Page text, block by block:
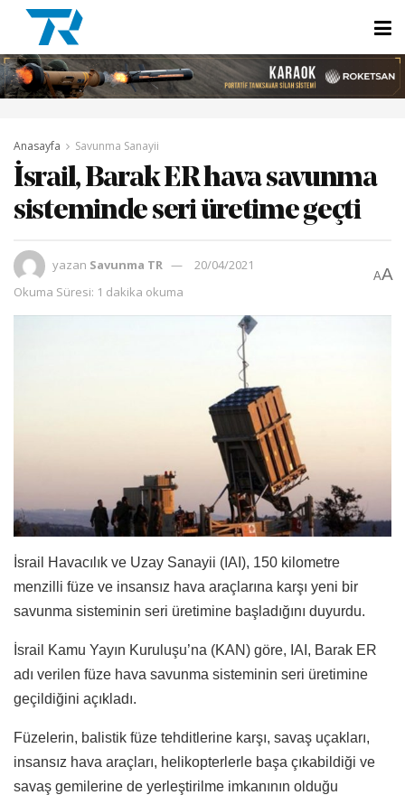
Anasayfa Savunma Sanayii
İsrail, Barak ER hava savunma
sisteminde seri üretime geçti
yazan Savunma TR
20/04/2021
Okuma Süresi: 1 dakika okuma
AA
İsrail Havacılık ve Uzay Sanayii (IAI), 150 kilometre
menzilli füze ve insansız hava araçlarına karşı yeni bir
savunma sisteminin seri üretimine başladığını duyurdu.
İsrail Kamu Yayın Kuruluşu’na (KAN) göre, IAI, Barak ER
adı verilen füze hava savunma sisteminin seri üretimine
geçildiğini açıkladı.
Füzelerin, balistik füze tehditlerine karşı, savaş uçakları,
insansız hava araçları, helikopterlerle başa çıkabildiği ve
savaş gemilerine de yerleştirilme imkanının olduğu